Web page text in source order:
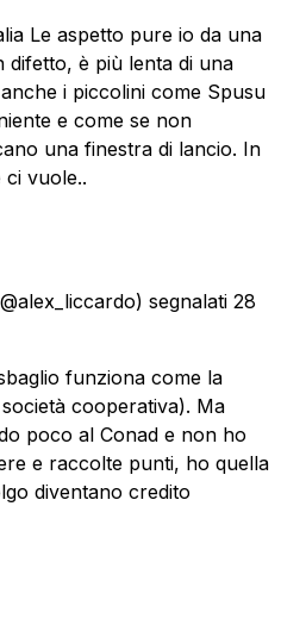
Le aspetto pure io da una
difetto, è più lenta di una
i piccolini come Spusu
e come se non
una finestra di lancio. In
ci vuole..
segnalati 28
funziona come la
cooperativa). Ma
poco al Conad e non ho
e raccolte punti, ho quella
diventano credito